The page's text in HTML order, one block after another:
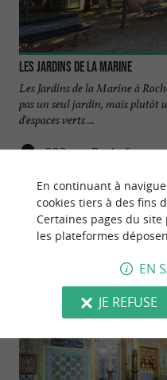
Les jardins de la marine
Les Jardins de la Marine à
pas un seul jardin, mais plutôt
d'espaces verts ...
322 m - Rochefort
NOUS AVONS
En continuant à
cookies tiers à des fins
Certaines pages du site
les plateformes
EN
JE REFUSE